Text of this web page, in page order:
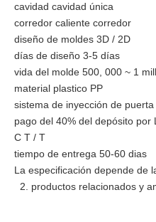
cavidad cavidad única
corredor caliente corredor
diseño de moldes 3D / 2D
días de diseño 3-5 días
vida del molde 500, 000 ~ 1
material plastico PP
sistema de inyección de
pago del 40% del depósito por
C T / T
tiempo de entrega 50-60 dias
La especificación depende de
2. productos relacionados y